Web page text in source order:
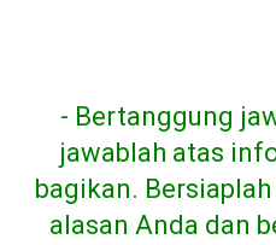
- Bertanggung
jawablah atas
bagikan.
alasan Anda dan